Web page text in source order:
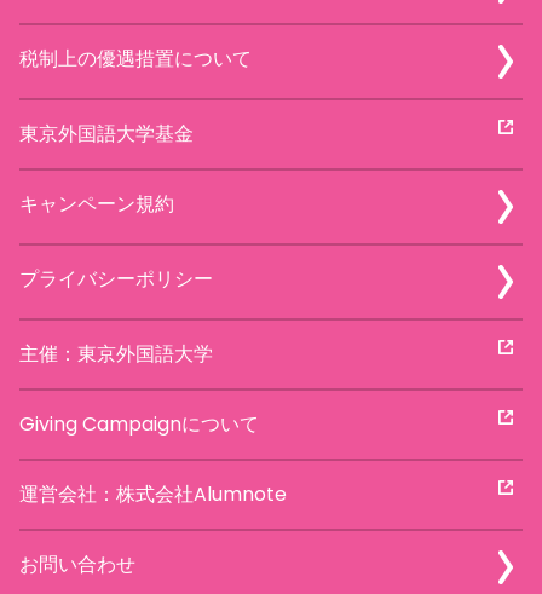
税制上の優遇措置について
東京外国語大学基金
キャンペーン規約
プライバシーポリシー
主催：東京外国語大学
Giving Campaignについて
運営会社：株式会社Alumnote
お問い合わせ